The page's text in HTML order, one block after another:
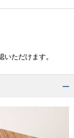
ただけます。